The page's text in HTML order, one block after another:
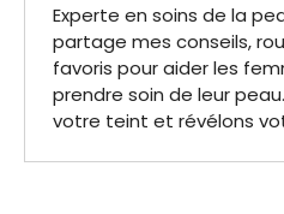
Experte en soins de la
partage mes conseils,
favoris pour aider les
prendre soin de leur
votre teint et révélons